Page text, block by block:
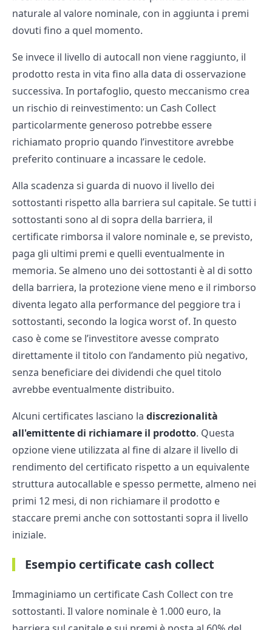
naturale al valore nominale, con in aggiunta i premi
dovuti fino a quel momento.
Se invece il livello di autocall non viene raggiunto, il
prodotto resta in vita fino alla data di osservazione
successiva. In portafoglio, questo meccanismo crea
un rischio di reinvestimento: un Cash Collect
particolarmente generoso potrebbe essere
richiamato proprio quando l’investitore avrebbe
preferito continuare a incassare le cedole.
Alla scadenza si guarda di nuovo il livello dei
sottostanti rispetto alla barriera sul capitale. Se tutti i
sottostanti sono al di sopra della barriera, il
certificate rimborsa il valore nominale e, se previsto,
paga gli ultimi premi e quelli eventualmente in
memoria. Se almeno uno dei sottostanti è al di sotto
della barriera, la protezione viene meno e il rimborso
diventa legato alla performance del peggiore tra i
sottostanti, secondo la logica worst of. In questo
caso è come se l’investitore avesse comprato
direttamente il titolo con l’andamento più negativo,
senza beneficiare dei dividendi che quel titolo
avrebbe eventualmente distribuito.
Alcuni certificates lasciano la discrezionalità
all'emittente di richiamare il prodotto. Questa
opzione viene utilizzata al fine di alzare il livello di
rendimento del certificato rispetto a un equivalente
struttura autocallable e spesso permette, almeno nei
primi 12 mesi, di non richiamare il prodotto e
staccare premi anche con sottostanti sopra il livello
iniziale.
Esempio certificate cash collect
Immaginiamo un certificate Cash Collect con tre
sottostanti. Il valore nominale è 1.000 euro, la